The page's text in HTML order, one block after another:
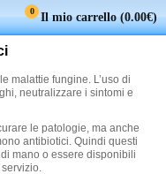
0 Il mio carrello (0.00€)
malattie fungine. L’uso di
neutralizzare i sintomi e
le patologie, ma anche
antibiotici. Quindi questi
mano o essere disponibili